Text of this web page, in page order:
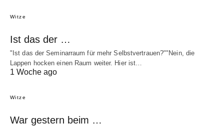
Witze
Ist das der …
"Ist das der Seminarraum für mehr Selbstvertrauen?""Nein, die
Lappen hocken einen Raum weiter. Hier ist…
1 Woche ago
Witze
War gestern beim …